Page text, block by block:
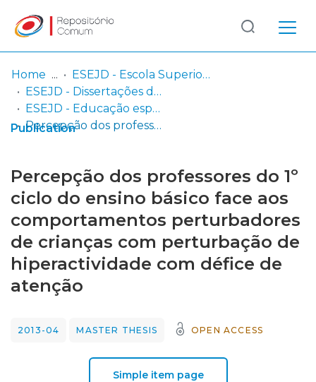
Communities
& Collections
Statistics
Log
In
(current)
Home
ESEJD - Escola Superior de Educação João de Deus
ESEJD - Dissertações de Mestrado em Educação
ESEJD - Educação especial – domínio cognitivo – motor (dissertação)
Percepção dos professores do 1º ciclo do ensino básico face aos comportamentos perturbadores de crianças com perturbação de hiperactividade com défice de atenção
Publication
Percepção dos professores do 1º
ciclo do ensino básico face aos
comportamentos perturbadores
de crianças com perturbação de
hiperactividade com défice de
atenção
2013-04 MASTER THESIS OPEN ACCESS
Simple item page